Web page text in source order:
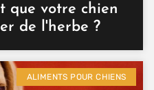
que votre chien
de l'herbe ?
ALIMENTS POUR CHIENS